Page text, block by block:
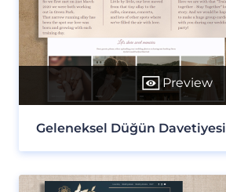
Preview
Geleneksel Düğün Davetiyesi